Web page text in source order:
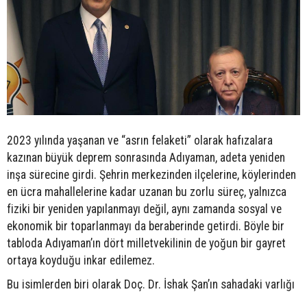
2023 yılında yaşanan ve “asrın felaketi” olarak hafızalara
kazınan büyük deprem sonrasında Adıyaman, adeta yeniden
inşa sürecine girdi. Şehrin merkezinden ilçelerine, köylerinden
en ücra mahallelerine kadar uzanan bu zorlu süreç, yalnızca
fiziki bir yeniden yapılanmayı değil, aynı zamanda sosyal ve
ekonomik bir toparlanmayı da beraberinde getirdi. Böyle bir
tabloda Adıyaman’ın dört milletvekilinin de yoğun bir gayret
ortaya koyduğu inkar edilemez.
Bu isimlerden biri olarak Doç. Dr. İshak Şan’ın sahadaki varlığı